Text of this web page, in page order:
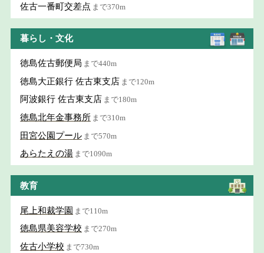
佐古一番町交差点 まで370m
暮らし・文化
徳島佐古郵便局 まで440m
徳島大正銀行 佐古東支店 まで120m
阿波銀行 佐古東支店 まで180m
徳島北年金事務所 まで310m
田宮公園プール まで570m
あらたえの湯 まで1090m
教育
尾上和裁学園 まで110m
徳島県美容学校 まで270m
佐古小学校 まで730m